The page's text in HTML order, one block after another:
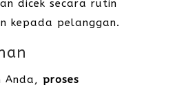
dicek secara rutin
kepada pelanggan.
Anda, proses